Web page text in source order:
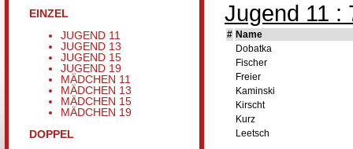
EINZEL
JUGEND 11
JUGEND 13
JUGEND 15
JUGEND 19
MÄDCHEN 11
MÄDCHEN 13
MÄDCHEN 15
MÄDCHEN 19
DOPPEL
Jugend 11 :
# Name
Dobatka
Fischer
Freier
Kaminski
Kirscht
Kurz
Leetsch